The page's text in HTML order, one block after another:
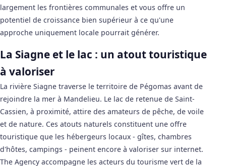
largement les frontières communales et vous offre un
potentiel de croissance bien supérieur à ce qu'une
approche uniquement locale pourrait générer.
La Siagne et le lac : un atout touristique
à valoriser
La rivière Siagne traverse le territoire de Pégomas avant de
rejoindre la mer à Mandelieu. Le lac de retenue de Saint-
Cassien, à proximité, attire des amateurs de pêche, de voile
et de nature. Ces atouts naturels constituent une offre
touristique que les hébergeurs locaux - gîtes, chambres
d'hôtes, campings - peinent encore à valoriser sur internet.
The Agency accompagne les acteurs du tourisme vert de la